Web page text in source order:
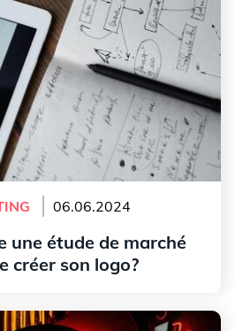
06.06.2024
une étude de marché
créer son logo?
de Hard Rock Cafe